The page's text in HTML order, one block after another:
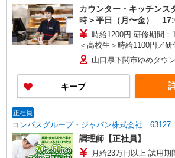
カウンター・キッチンス
時＞平日（月〜金）
時給1200円 研修期間：
＜高校生＞時給1100円／研
山口県下関市ゆめタウ
キープ
正社員
コンパスグループ・ジャパン株式会社
調理師【正社員】
月給23万円以上 試用期間中 月給23万円以上